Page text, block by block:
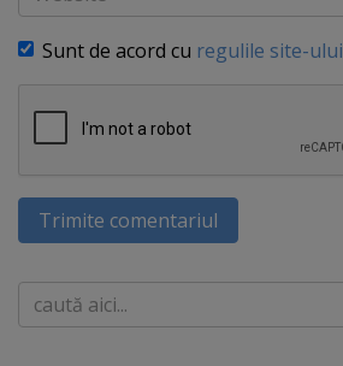
Sunt de acord cu regulile site-ului
Trimite comentariul
Caută